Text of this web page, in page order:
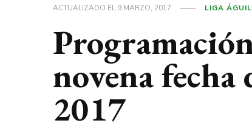
ACTUALIZADO EL9 MARZO, 2017 LIGA
novena
2017